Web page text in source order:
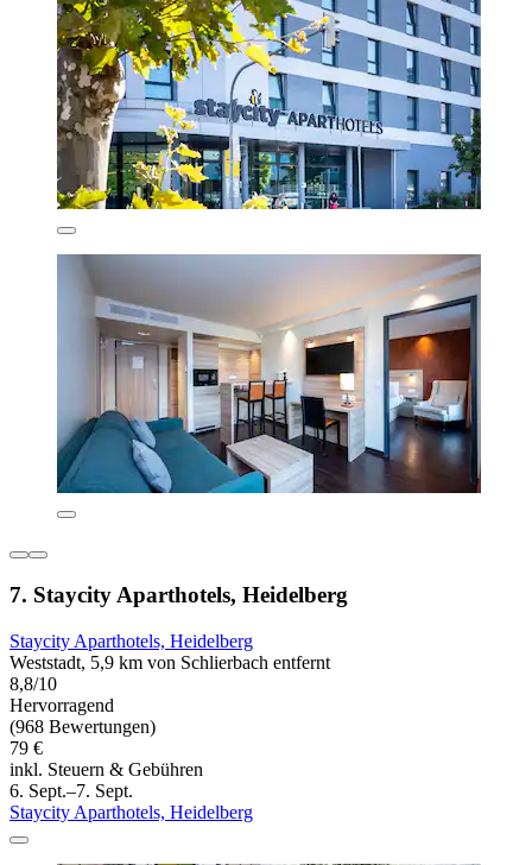
7. Staycity Aparthotels, Heidelberg
Staycity Aparthotels, Heidelberg
Weststadt, 5,9 km von Schlierbach entfernt
8,8/10
Hervorragend
(968 Bewertungen)
79 €
inkl. Steuern & Gebühren
6. Sept.–7. Sept.
Staycity Aparthotels, Heidelberg